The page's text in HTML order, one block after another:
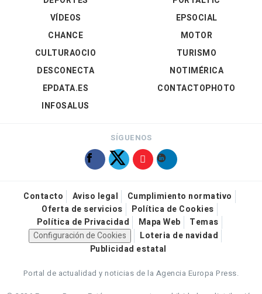
VÍDEOS
EPSOCIAL
CHANCE
CULTURAOCIO
DESCONECTA
EPDATA.ES
INFOSALUS
MOTOR
TURISMO
NOTIMÉRICA
CONTACTOPHOTO
SÍGUENOS
Contacto Aviso legal
Cumplimiento normativo
Oferta de servicios
Política de Cookies
Política de Privacidad
Mapa Web
Temas
Configuración de Cookies
Loteria de navidad
Publicidad estatal
Portal de actualidad y noticias de la Agencia Europa Press.